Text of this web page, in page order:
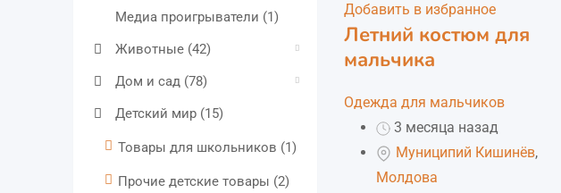
Медиа проигрыватели (1)
Животные (42)
Дом и сад (78)
Детский мир (15)
Товары для школьников (1)
Прочие детские товары (2)
Добавить в избранное
Летний костюм для
мальчика
Одежда для мальчиков
3 месяца назад
Муниципий Кишинёв,
Молдова